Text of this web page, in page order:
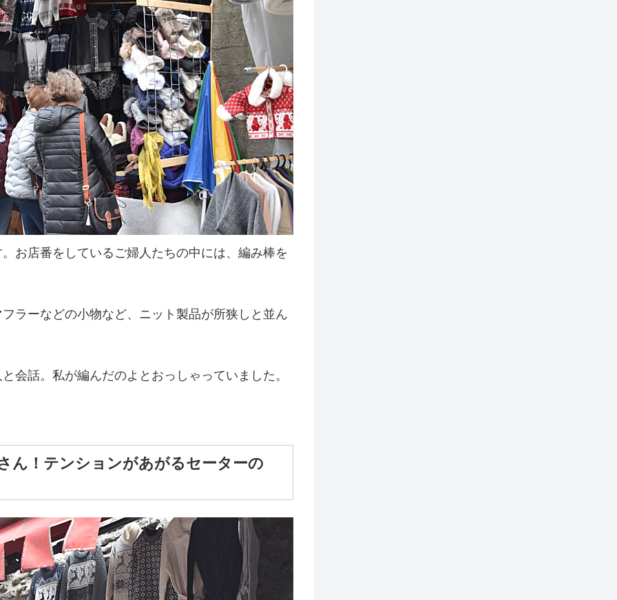
お店番をしているご婦人たちの中には、編み棒を
ラーなどの小物など、ニット製品が所狭しと並ん
会話。私が編んだのよとおっしゃっていました。
ん！テンションがあがるセーターの